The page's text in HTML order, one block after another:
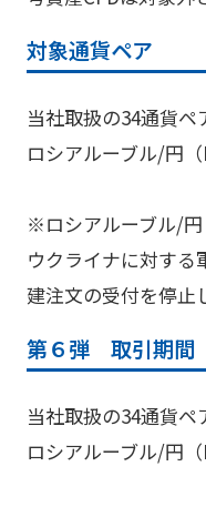
対象通貨ペア
当社取扱の34通貨
ロシアルーブル/円
※ロシアルーブル/円
ウクライナに対す
建注文の受付を停止
第６弾 取引期間
当社取扱の34通貨
ロシアルーブル/円